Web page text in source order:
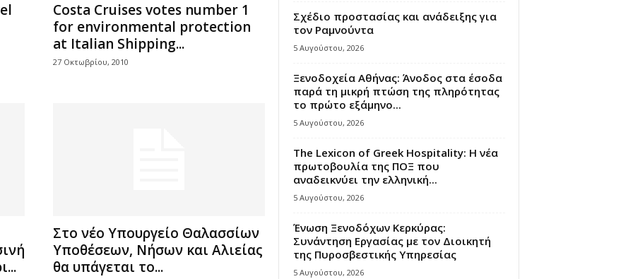
Costa Cruises votes number 1
for environmental protection
at Italian Shipping...
27 Οκτωβρίου, 2010
Στο νέο Υπουργείο Θαλασσίων
Υποθέσεων, Νήσων και Αλιείας
θα υπάγεται το...
Σχέδιο προστασίας και ανάδειξης για
τον Ραμνούντα
5 Αυγούστου, 2026
Ξενοδοχεία Αθήνας: Άνοδος στα έσοδα
παρά τη μικρή πτώση της πληρότητας
το πρώτο εξάμηνο...
5 Αυγούστου, 2026
The Lexicon of Greek Hospitality: Η νέα
πρωτοβουλία της ΠΟΞ που
αναδεικνύει την ελληνική...
5 Αυγούστου, 2026
Ένωση Ξενοδόχων Κερκύρας:
Συνάντηση Εργασίας με τον Διοικητή
της Πυροσβεστικής Υπηρεσίας
5 Αυγούστου, 2026